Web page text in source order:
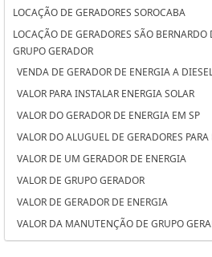
LOCAÇÃO DE GERADORES SOROCABA
LOCAÇÃO DE GERADORES SÃO
LOCAÇÃO DE GERADORES PARA
LOCAÇÃO DE GERADORES PARA
CAMPO
LOCAÇÃO DE GERADORES PARA
LOCAÇÃO DE GERADORES OSASCO
LOCAÇÃO DE GERADORES DE ENERGIA SÃO
LOCAÇÃO DE GERADORES DE ENERGIA
LOCAÇÃO DE GERADORES DE ENERGIA A
LOCAÇÃO DE GERADORES DE ENERGIA A
GRUPO GERADOR
VENDA DE GERADOR DE ENERGIA A
VALOR PARA INSTALAR ENERGIA SOLAR
VALOR DO GERADOR DE ENERGIA EM SP
VALOR DO ALUGUEL DE GERADORES PARA
VALOR DE UM GERADOR DE ENERGIA
VALOR DE GRUPO GERADOR
VALOR DE GERADOR DE ENERGIA
VALOR DA MANUTENÇÃO DE GRUPO
VALOR ALUGUEL GERADOR